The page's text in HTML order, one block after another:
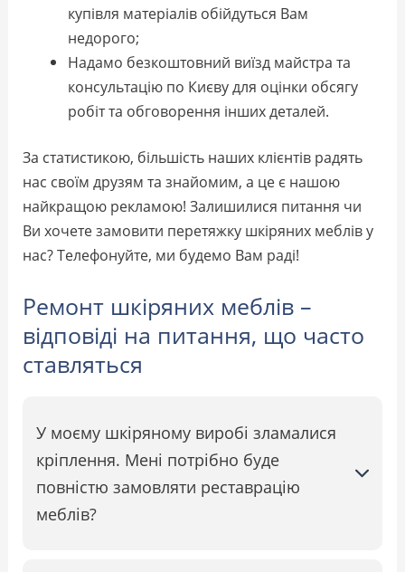
купівля матеріалів обійдуться Вам
недорого;
Надамо безкоштовний виїзд майстра та
консультацію по Києву для оцінки обсягу
робіт та обговорення інших деталей.
За статистикою, більшість наших клієнтів радять
нас своїм друзям та знайомим, а це є нашою
найкращою рекламою! Залишилися питання чи
Ви хочете замовити перетяжку шкіряних меблів у
нас? Телефонуйте, ми будемо Вам раді!
Ремонт шкіряних меблів –
відповіді на питання, що часто
ставляться
У моєму шкіряному виробі зламалися
кріплення. Мені потрібно буде
повністю замовляти реставрацію
меблів?